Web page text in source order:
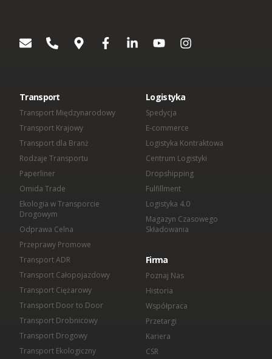
wycofania.
Omida Solutions Sp. z o.o.
Omida Iberica SL
Omida Shared Services Center Sp. z o.o.
Transport
Transport Międzynarodowy
Transport Krajowy
Transport dla Branż
Rodzaje Transportu
Paperliner
Omida Trade
Ekologia w Transporcie
Drogowym
Odprawa Celna
Przeprawy Promowe
Transport ADR
Transport Całopojazdowy
Transport Ciężarowy
Transport Door to Door
Transport Drobnicowy
Transport Drogowy
Transport Ekologiczny
Logistyka
Spedycja
E-commerce
Logistyka Kontraktowa
Centrum Logistyki
Dropshipping
Fulfillment
Logistyka 4.0
Magazyn Czasowego
Składowania
Firma
Poznaj Nas
Historia
Współpraca
Przetargi
Kariera
CSR